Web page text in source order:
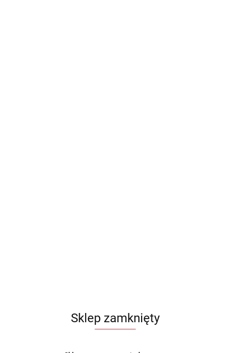
Sklep zamknięty